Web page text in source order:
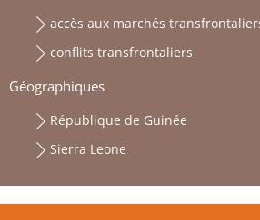
accès aux marchés
conflits transfrontaliers
Géographiques
République de Guinée
Sierra Leone